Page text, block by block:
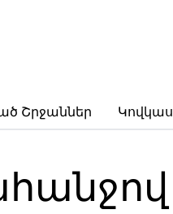
Շրջաններ Կովկաս